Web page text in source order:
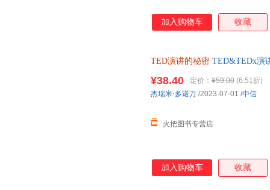
加入购物车 收藏
TED演讲的秘密 TED&TEDx演
¥38.40 定价： ¥59.00 (6.51折)
火把图书专营店
杰瑞米·多诺万 /2023-07-01 /中信
加入购物车 收藏